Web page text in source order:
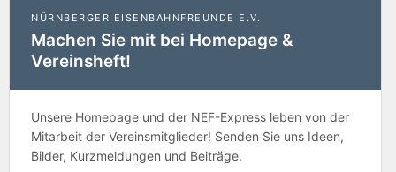
NÜRNBERGER EISENBAHNFREUNDE E.V.
Machen Sie mit bei Homepage &
Vereinsheft!
Unsere Homepage und der NEF-Express leben von der
Mitarbeit der Vereinsmitglieder! Senden Sie uns Ideen,
Bilder, Kurzmeldungen und Beiträge.